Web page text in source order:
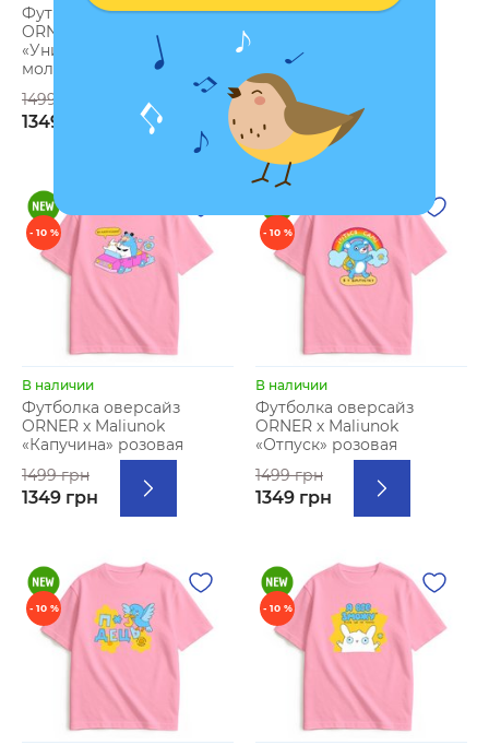
Футболка оверсайз
ORNER х Maliunok
«Универсальный совет»
молочная
1499 грн
1349 грн
Футболка оверсайз
«Рассказывай» черная
1499 грн
1349 грн
- 10 %
В наличии
Футболка оверсайз
ORNER х Maliunok
«Капучина» розовая
1499 грн
1349 грн
- 10 %
В наличии
Футболка оверсайз
ORNER х Maliunok
«Отпуск» розовая
1499 грн
1349 грн
- 10 % - 10 %